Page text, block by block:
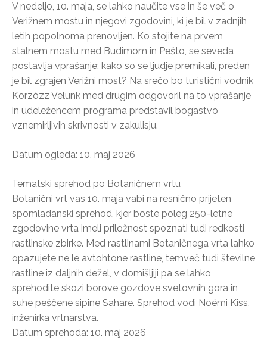
V nedeljo, 10. maja, se lahko naučite vse in še več o
Verižnem mostu in njegovi zgodovini, ki je bil v zadnjih
letih popolnoma prenovljen. Ko stojite na prvem
stalnem mostu med Budimom in Pešto, se seveda
postavlja vprašanje: kako so se ljudje premikali, preden
je bil zgrajen Verižni most? Na srečo bo turistični vodnik
Korzózz Velünk med drugim odgovoril na to vprašanje
in udeležencem programa predstavil bogastvo
vznemirljivih skrivnosti v zakulisju.
Datum ogleda: 10. maj 2026
Tematski sprehod po Botaničnem vrtu
Botanični vrt vas 10. maja vabi na resnično prijeten
spomladanski sprehod, kjer boste poleg 250-letne
zgodovine vrta imeli priložnost spoznati tudi redkosti
rastlinske zbirke. Med rastlinami Botaničnega vrta lahko
opazujete ne le avtohtone rastline, temveč tudi številne
rastline iz daljnih dežel, v domišljiji pa se lahko
sprehodite skozi borove gozdove svetovnih gora in
suhe peščene sipine Sahare. Sprehod vodi Noémi Kiss,
inženirka vrtnarstva.
Datum sprehoda: 10. maj 2026